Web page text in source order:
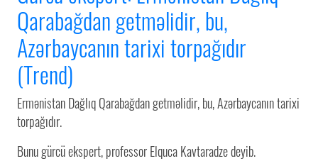
Qarabağdan getməlidir, bu,
Azərbaycanın tarixi torpağıdır
(Trend)
Ermənistan Dağlıq Qarabağdan getməlidir, bu, Azərbaycanın tarixi
torpağıdır.
Bunu gürcü ekspert, professor Elquca Kavtaradze deyib.